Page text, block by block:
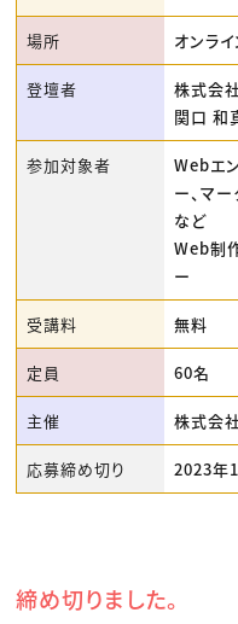
場所 オンラ
登壇者
株式会
関口 和
参加対象者
Webエ
ー、マ
など
Web制
ー
受講料 無料
定員 60名
主催 株式会
応募締め切り 2023年
締め切りました。